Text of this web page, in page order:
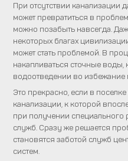
При отсутствии канализации
может превратиться в
можно позабыть навсегда.
некоторых благах
может стать проблемой. В
накапливаться сточные
водоотведении во избежание
Это прекрасно, если в
канализации, к которой
при получении
служб. Сразу же решается
становятся заботой служб
систем.